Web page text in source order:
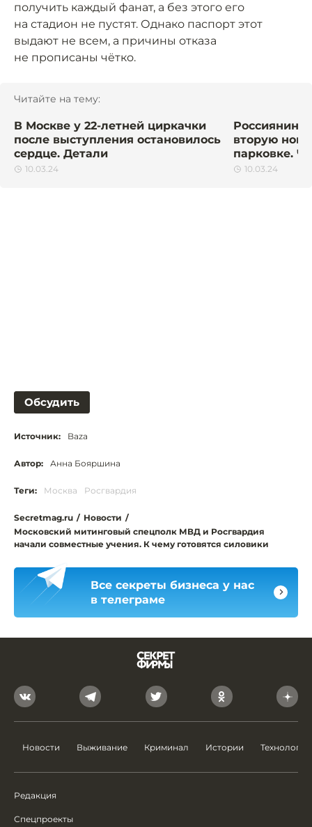
получить каждый фанат, а без этого его
на стадион не пустят. Однако паспорт этот
выдают не всем, а причины отказа
не прописаны чётко.
Читайте на тему:
В Москве у 22-летней циркачки
после выступления остановилось
сердце. Детали
10.03.24
Россиянин
вторую
парковке.
10.03.24
Обсудить
Источник: Baza
Автор: Анна Бояршина
Теги: Москва Росгвардия
Secretmag.ru / Новости /
Московский митинговый спецполк МВД и Росгвардия
начали совместные учения. К чему готовятся силовики
Все секреты бизнеса у нас
в телеграме
Новости Выживание Криминал Истории Технологии
Редакция
Спецпроекты